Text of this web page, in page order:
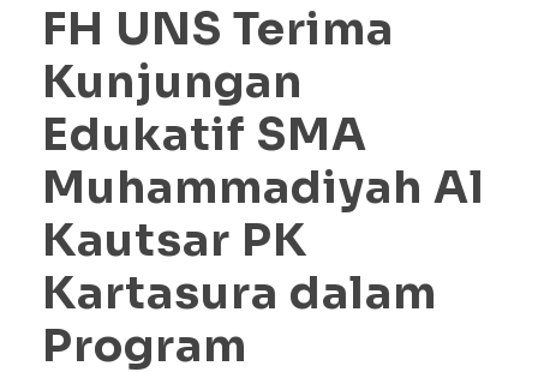
FH UNS Terima
Kunjungan
Edukatif SMA
Muhammadiyah Al
Kautsar PK
Kartasura dalam
Program